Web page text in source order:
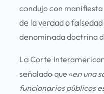
condujo con
de la verdad o
denominada doctrina
La Corte
señalado que «en una
funcionarios públicos